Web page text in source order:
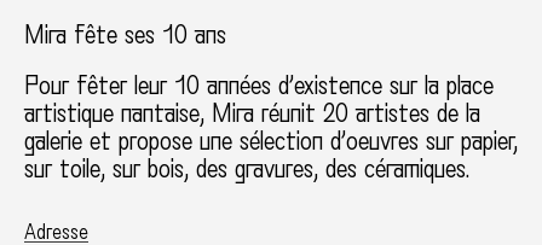
Mira fête ses 10 ans
Pour fêter leur 10 années d’existence sur la place
artistique nantaise, Mira réunit 20 artistes de la
galerie et propose une sélection d’oeuvres sur papier,
sur toile, sur bois, des gravures, des céramiques.
Adresse